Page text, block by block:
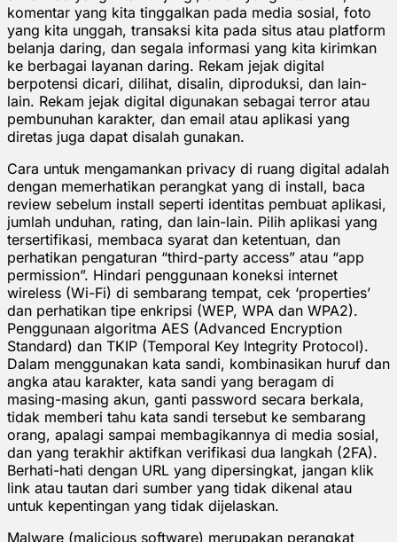
komentar yang kita tinggalkan pada media sosial, foto
yang kita unggah, transaksi kita pada situs atau platform
belanja daring, dan segala informasi yang kita kirimkan
ke berbagai layanan daring. Rekam jejak digital
berpotensi dicari, dilihat, disalin, diproduksi, dan lain-
lain. Rekam jejak digital digunakan sebagai terror atau
pembunuhan karakter, dan email atau aplikasi yang
diretas juga dapat disalah gunakan.
Cara untuk mengamankan privacy di ruang digital adalah
dengan memerhatikan perangkat yang di install, baca
review sebelum install seperti identitas pembuat aplikasi,
jumlah unduhan, rating, dan lain-lain. Pilih aplikasi yang
tersertifikasi, membaca syarat dan ketentuan, dan
perhatikan pengaturan “third-party access” atau “app
permission”. Hindari penggunaan koneksi internet
wireless (Wi-Fi) di sembarang tempat, cek ‘properties’
dan perhatikan tipe enkripsi (WEP, WPA dan WPA2).
Penggunaan algoritma AES (Advanced Encryption
Standard) dan TKIP (Temporal Key Integrity Protocol).
Dalam menggunakan kata sandi, kombinasikan huruf dan
angka atau karakter, kata sandi yang beragam di
masing-masing akun, ganti password secara berkala,
tidak memberi tahu kata sandi tersebut ke sembarang
orang, apalagi sampai membagikannya di media sosial,
dan yang terakhir aktifkan verifikasi dua langkah (2FA).
Berhati-hati dengan URL yang dipersingkat, jangan klik
link atau tautan dari sumber yang tidak dikenal atau
untuk kepentingan yang tidak dijelaskan.
Malware (malicious software) merupakan perangkat